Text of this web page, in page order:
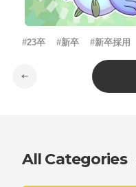
#23卒 #新卒 #新卒採用
All Categories